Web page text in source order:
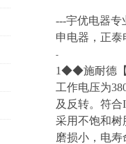
---宇优电器专
申电器，正泰
-
1◆◆施耐德【
工作电压为
及反转。符
采用不饱和树
磨损小，电